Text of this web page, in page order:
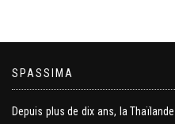
SPASSIMA
Depuis plus de dix ans, la